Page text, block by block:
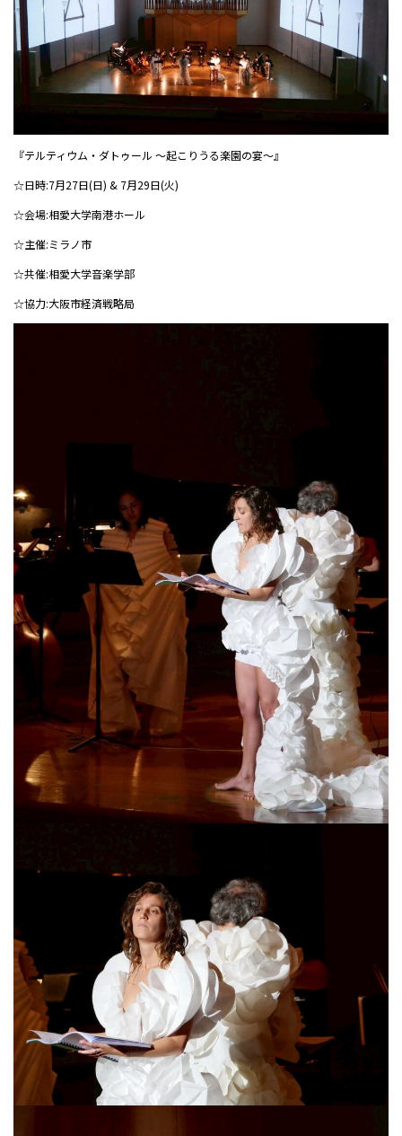
『テルティウム・ダトゥール 〜起こりうる楽園の宴〜』
☆日時:7月27日(日) & 7月29日(火)
☆会場:相愛大学南港ホール
☆主催:ミラノ市
☆共催:相愛大学音楽学部
☆協力:大阪市経済戦略局